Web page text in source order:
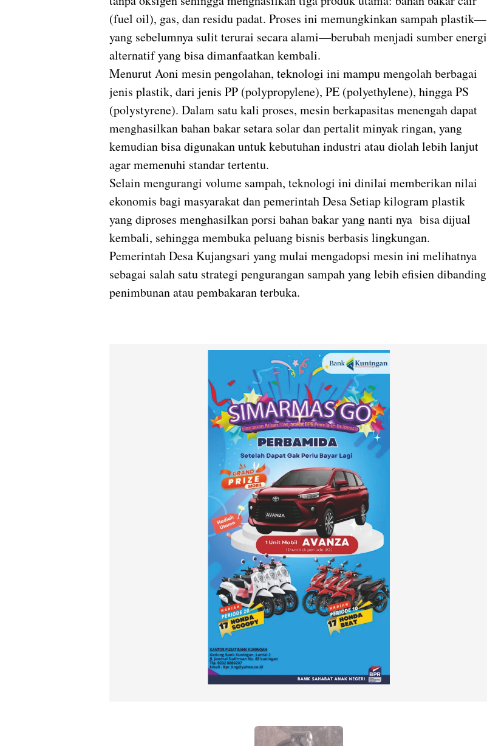
(fuel oil), gas, dan residu padat. Proses ini memungkinkan sampah plastik—
yang sebelumnya sulit terurai secara alami—berubah menjadi sumber energi
alternatif yang bisa dimanfaatkan kembali.
Menurut Aoni mesin pengolahan, teknologi ini mampu mengolah berbagai
jenis plastik, dari jenis PP (polypropylene), PE (polyethylene), hingga PS
(polystyrene). Dalam satu kali proses, mesin berkapasitas menengah dapat
menghasilkan bahan bakar setara solar dan pertalit minyak ringan, yang
kemudian bisa digunakan untuk kebutuhan industri atau diolah lebih lanjut
agar memenuhi standar tertentu.
Selain mengurangi volume sampah, teknologi ini dinilai memberikan nilai
ekonomis bagi masyarakat dan pemerintah Desa Setiap kilogram plastik
yang diproses menghasilkan porsi bahan bakar yang nanti nya bisa dijual
kembali, sehingga membuka peluang bisnis berbasis lingkungan.
Pemerintah Desa Kujangsari yang mulai mengadopsi mesin ini melihatnya
sebagai salah satu strategi pengurangan sampah yang lebih efisien dibanding
penimbunan atau pembakaran terbuka.